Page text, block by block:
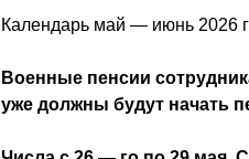
Календарь май — июнь 2026
Военные пенсии
уже должны будут начать